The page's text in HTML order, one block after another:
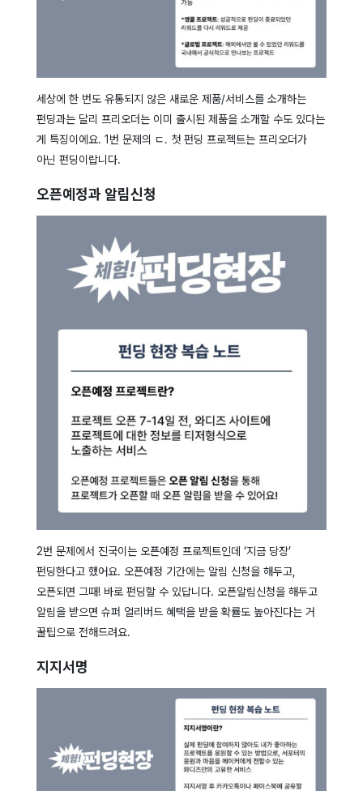
세상에 한 번도 유통되지 않은 새로운 제품/서비스를 소개하는
펀딩과는 달리 프리오더는 이미 출시된 제품을 소개할 수도 있다는
게 특징이에요. 1번 문제의 ㄷ. 첫 펀딩 프로젝트는 프리오더가
아닌 펀딩이랍니다.
오픈예정과 알림신청
2번 문제에서 진국이는 오픈예정 프로젝트인데 ‘지금 당장’
펀딩한다고 했어요. 오픈예정 기간에는 알림 신청을 해두고,
오픈되면 그때! 바로 펀딩할 수 있답니다. 오픈알림신청을 해두고
알림을 받으면 슈퍼 얼리버드 혜택을 받을 확률도 높아진다는 거
꿀팁으로 전해드려요.
지지서명